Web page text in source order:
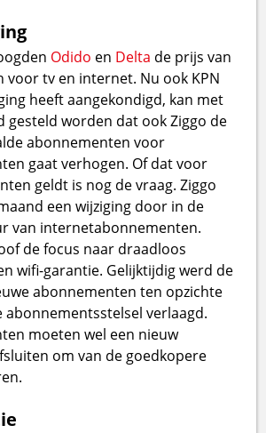
Odido en Delta de prijs van
voor tv en internet. Nu ook KPN
heeft aangekondigd, kan met
gesteld worden dat ook Ziggo de
abonnementen voor
gaat verhogen. Of dat voor
geldt is nog de vraag. Ziggo
een wijziging door in de
van internetabonnementen.
de focus naar draadloos
wifi-garantie. Gelijktijdig werd de
abonnementen ten opzichte
abonnementsstelsel verlaagd.
moeten wel een nieuw
om van de goedkopere